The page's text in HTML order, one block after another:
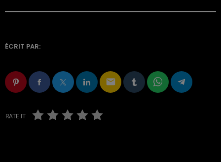
ÉCRIT PAR:
email
RATE IT